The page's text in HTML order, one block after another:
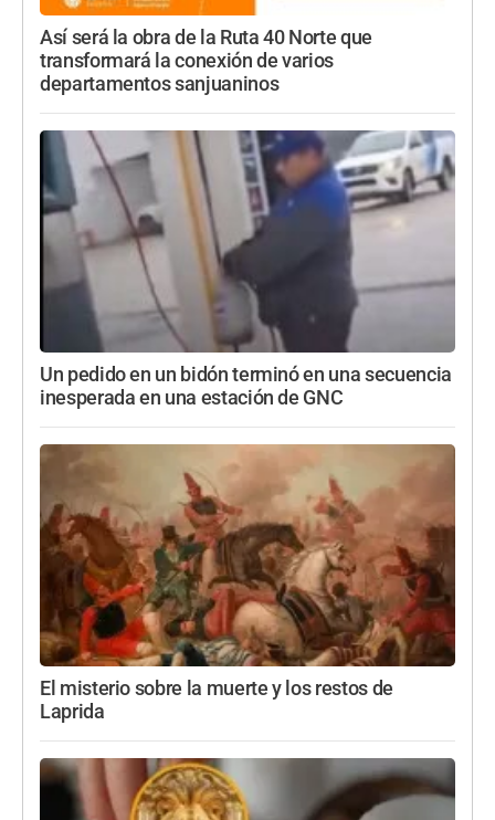
Así será la obra de la Ruta 40 Norte que
transformará la conexión de varios
departamentos sanjuaninos
Un pedido en un bidón terminó en una secuencia
inesperada en una estación de GNC
El misterio sobre la muerte y los restos de
Laprida